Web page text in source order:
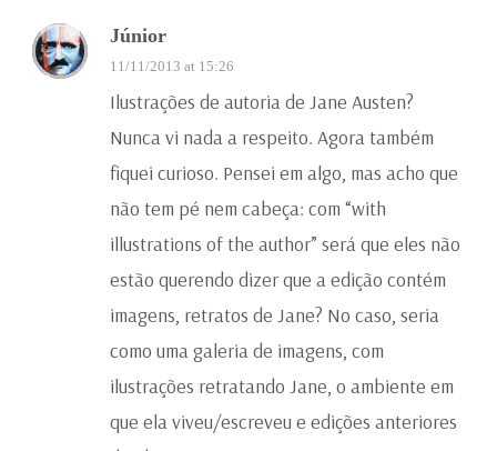
Júnior
11/11/2013 at 15:26
Ilustrações de autoria de Jane Austen?
Nunca vi nada a respeito. Agora também
fiquei curioso. Pensei em algo, mas acho que
não tem pé nem cabeça: com “with
illustrations of the author” será que eles não
estão querendo dizer que a edição contém
imagens, retratos de Jane? No caso, seria
como uma galeria de imagens, com
ilustrações retratando Jane, o ambiente em
que ela viveu/escreveu e edições anteriores